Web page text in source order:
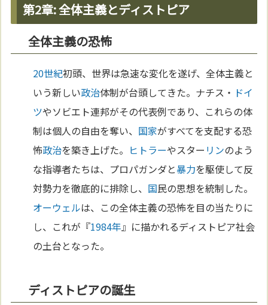
第2章: 全体主義とディストピア
全体主義の恐怖
20世紀初頭、世界は急速な変化を遂げ、全体主義と
いう新しい政治体制が台頭してきた。ナチス・ ドイ
ツやソビエト連邦がその代表例であり、これらの体
制は個人の自由を奪い、 国家がすべてを支配する恐
怖政治を築き上げた。 ヒトラーやスター リンのよう
な指導者たちは、プロパガンダと暴力を駆使して反
対勢力を徹底的に排除し、 国民の思想を統制した。
オーウェルは、この全体主義の恐怖を目の当たりに
し、これが『1984年』に描かれるディストピア社会
の土台となった。
ディストピアの誕生